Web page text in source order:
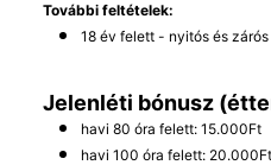
További feltételek:
18 év felett - nyitós és
Jelenléti bónusz
havi 80 óra felett: 15.000Ft
havi 100 óra felett: 20.000Ft